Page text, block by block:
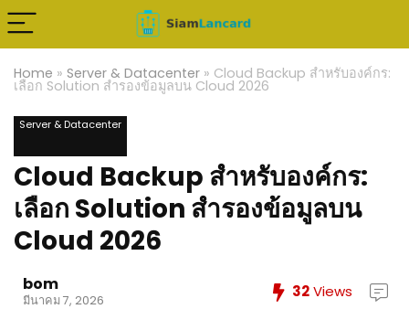
Home » Server & Datacenter » Cloud Backup สำหรับองค์กร:
เลือก Solution สำรองข้อมูลบน Cloud 2026
Server & Datacenter
Cloud Backup สำหรับองค์กร:
เลือก Solution สำรองข้อมูลบน
Cloud 2026
bom
มีนาคม 7, 2026 32Views